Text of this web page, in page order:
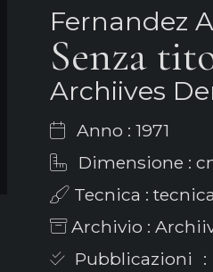
Fernandez
Senza
Archiives
Anno : 1971
Dimensione :
Tecnica :
Archivio :
Pubblicazioni :